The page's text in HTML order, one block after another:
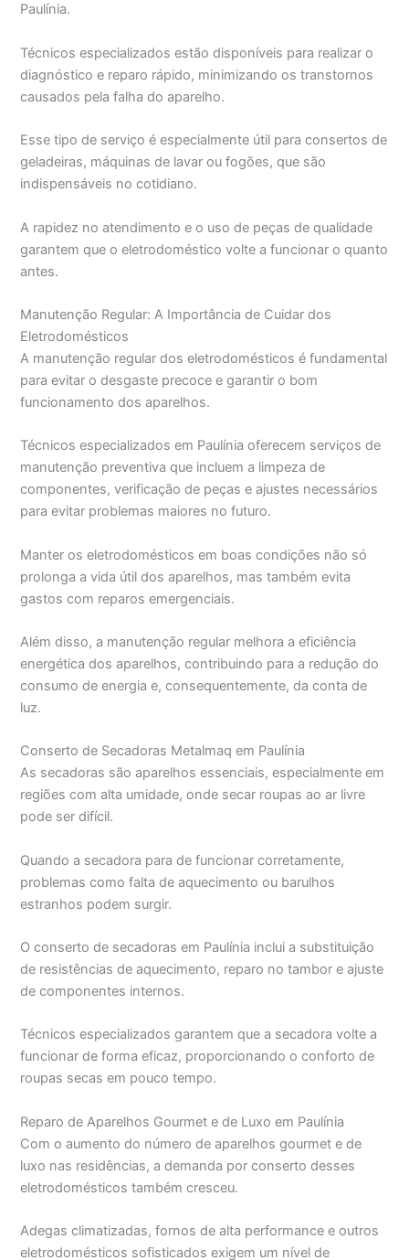
Paulínia.
Técnicos especializados estão disponíveis para realizar o
diagnóstico e reparo rápido, minimizando os transtornos
causados pela falha do aparelho.
Esse tipo de serviço é especialmente útil para consertos de
geladeiras, máquinas de lavar ou fogões, que são
indispensáveis no cotidiano.
A rapidez no atendimento e o uso de peças de qualidade
garantem que o eletrodoméstico volte a funcionar o quanto
antes.
Manutenção Regular: A Importância de Cuidar dos
Eletrodomésticos
A manutenção regular dos eletrodomésticos é fundamental
para evitar o desgaste precoce e garantir o bom
funcionamento dos aparelhos.
Técnicos especializados em Paulínia oferecem serviços de
manutenção preventiva que incluem a limpeza de
componentes, verificação de peças e ajustes necessários
para evitar problemas maiores no futuro.
Manter os eletrodomésticos em boas condições não só
prolonga a vida útil dos aparelhos, mas também evita
gastos com reparos emergenciais.
Além disso, a manutenção regular melhora a eficiência
energética dos aparelhos, contribuindo para a redução do
consumo de energia e, consequentemente, da conta de
luz.
Conserto de Secadoras Metalmaq em Paulínia
As secadoras são aparelhos essenciais, especialmente em
regiões com alta umidade, onde secar roupas ao ar livre
pode ser difícil.
Quando a secadora para de funcionar corretamente,
problemas como falta de aquecimento ou barulhos
estranhos podem surgir.
O conserto de secadoras em Paulínia inclui a substituição
de resistências de aquecimento, reparo no tambor e ajuste
de componentes internos.
Técnicos especializados garantem que a secadora volte a
funcionar de forma eficaz, proporcionando o conforto de
roupas secas em pouco tempo.
Reparo de Aparelhos Gourmet e de Luxo em Paulínia
Com o aumento do número de aparelhos gourmet e de
luxo nas residências, a demanda por conserto desses
eletrodomésticos também cresceu.
Adegas climatizadas, fornos de alta performance e outros
eletrodomésticos sofisticados exigem um nível de